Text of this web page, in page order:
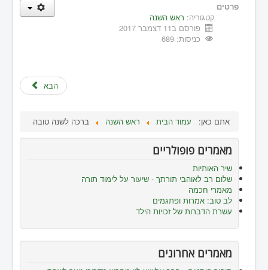
פרטים
קטגוריה: ראש השנה
פורסם ב11 דצמבר 2017
כניסות: 689
הבא
אתם כאן: עמוד הבית ראש השנה ברכה לשנה טובה
מאמרים פופולריים
שיר האותיות
שלום רב לאוהבי תורתך - שיעור על לימוד תורה
מאמרי חכמה
לב טוב: אמרות ופתגמים
עשרת הדברות של זכויות הילד
מאמרים אחרונים